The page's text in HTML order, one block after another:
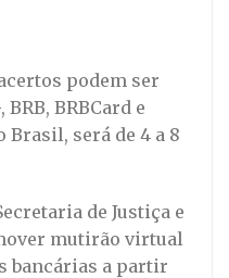
podem ser
BRBCard e
Brasil, será de 4 a 8
de Justiça e
mutirão virtual
bancárias a partir